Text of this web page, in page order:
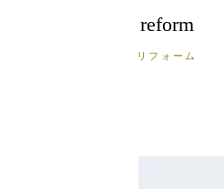
reform
リフォーム